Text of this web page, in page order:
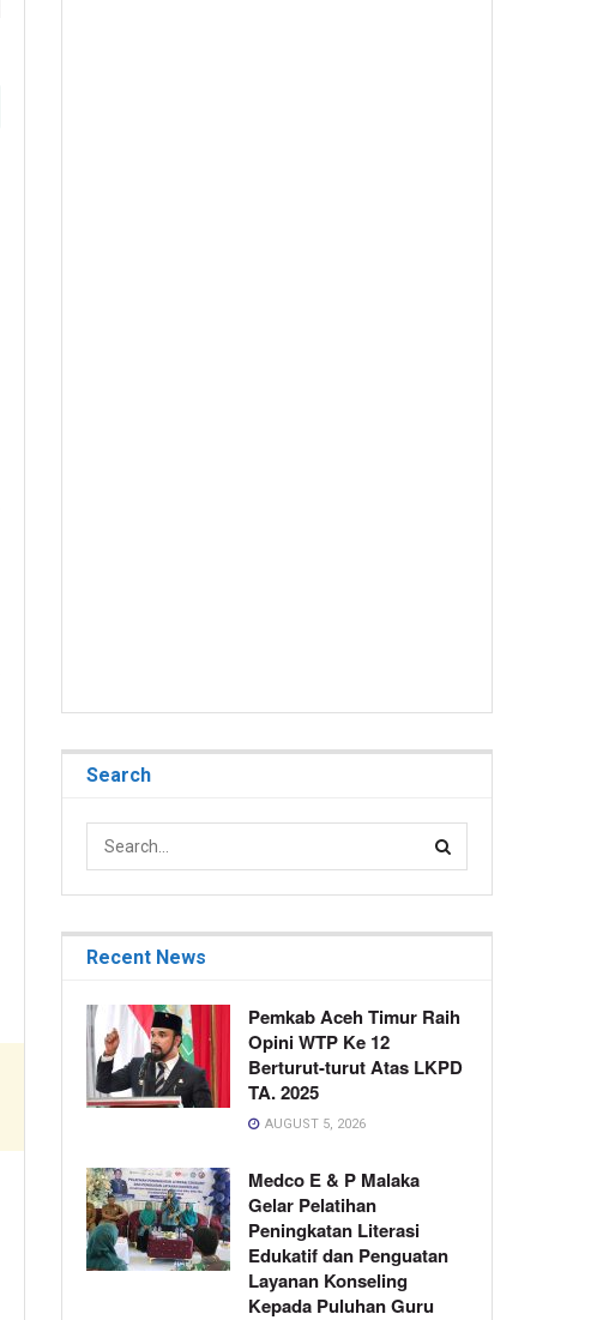
Search
Recent News
Pemkab Aceh Timur Raih
Opini WTP Ke 12
Berturut-turut Atas LKPD
TA. 2025
AUGUST 5, 2026
Medco E & P Malaka
Gelar Pelatihan
Peningkatan Literasi
Edukatif dan Penguatan
Layanan Konseling
Kepada Puluhan Guru